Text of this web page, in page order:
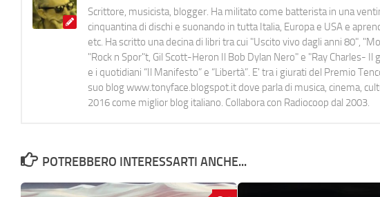
Scrittore, musicista, blogger. Ha militato come batterista in una
cinquantina di dischi e suonando in tutta Italia, Europa e USA e
etc. Ha scritto una decina di libri tra cui "Uscito vivo dagli anni 80",
"Rock n Spor"t, Gil Scott-Heron Il Bob Dylan Nero" e "Ray Charles- Il
e i quotidiani “Il Manifesto” e “Libertà”. E' tra i giurati del Premio
suo blog www.tonyface.blogspot.it dove parla di musica, cinema,
2016 come miglior blog italiano. Collabora con Radiocoop dal 2003.
POTREBBERO INTERESSARTI ANCHE...